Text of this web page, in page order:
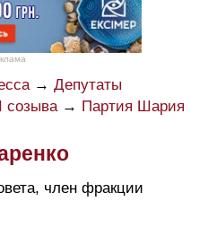
→ Депутаты
созыва→ Партия Шария
член фракции